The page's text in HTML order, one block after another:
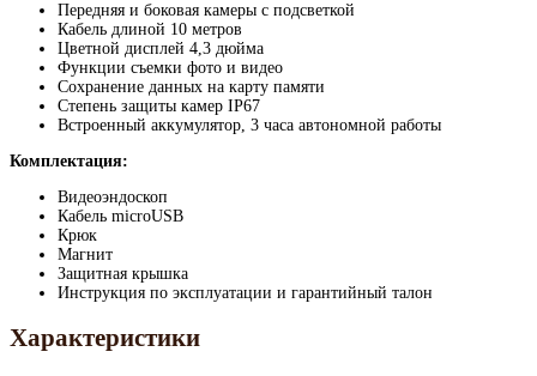
Передняя и боковая камеры с подсветкой
Кабель длиной 10 метров
Цветной дисплей 4,3 дюйма
Функции съемки фото и видео
Сохранение данных на карту памяти
Степень защиты камер IP67
Встроенный аккумулятор, 3 часа автономной работы
Комплектация:
Видеоэндоскоп
Кабель microUSB
Крюк
Магнит
Защитная крышка
Инструкция по эксплуатации и гарантийный талон
Характеристики